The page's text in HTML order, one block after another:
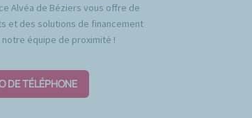
Alvéa de Béziers vous offre de
et des solutions de financement
équipe de proximité !
DE TÉLÉPHONE